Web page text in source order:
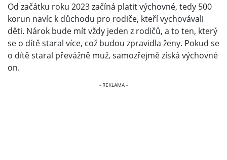
Od začátku roku 2023 začíná platit výchovné, tedy 500
korun navíc k důchodu pro rodiče, kteří vychovávali
děti. Nárok bude mít vždy jeden z rodičů, a to ten, který
se o dítě staral více, což budou zpravidla ženy. Pokud se
o dítě staral převážně muž, samozřejmě získá výchovné
on.